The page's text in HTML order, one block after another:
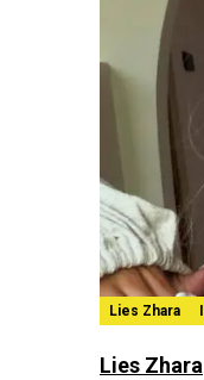
Lies Zhara
Lies Zhara